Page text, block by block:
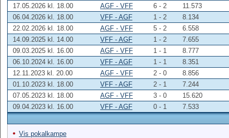
17.05.2026 kl. 18.00 AGF - VFF 6 - 2
11.573
06.04.2026 kl. 18.00
VFF - AGF 1 - 2
8.134
22.02.2026 kl. 18.00
AGF - VFF 5 - 2
6.558
14.09.2025 kl. 14.00
VFF - AGF 1 - 2
7.655
09.03.2025 kl. 16.00
AGF - VFF 1 - 1
8.777
06.10.2024 kl. 16.00
VFF - AGF 1 - 1
8.351
12.11.2023 kl. 20.00
AGF - VFF 2 - 0
8.856
01.10.2023 kl. 18.00
VFF - AGF 2 - 1
7.244
07.05.2023 kl. 18.00
AGF - VFF 3 - 0
15.620
09.04.2023 kl. 16.00
VFF - AGF 0 - 1 7.533
Vis pokalkampe